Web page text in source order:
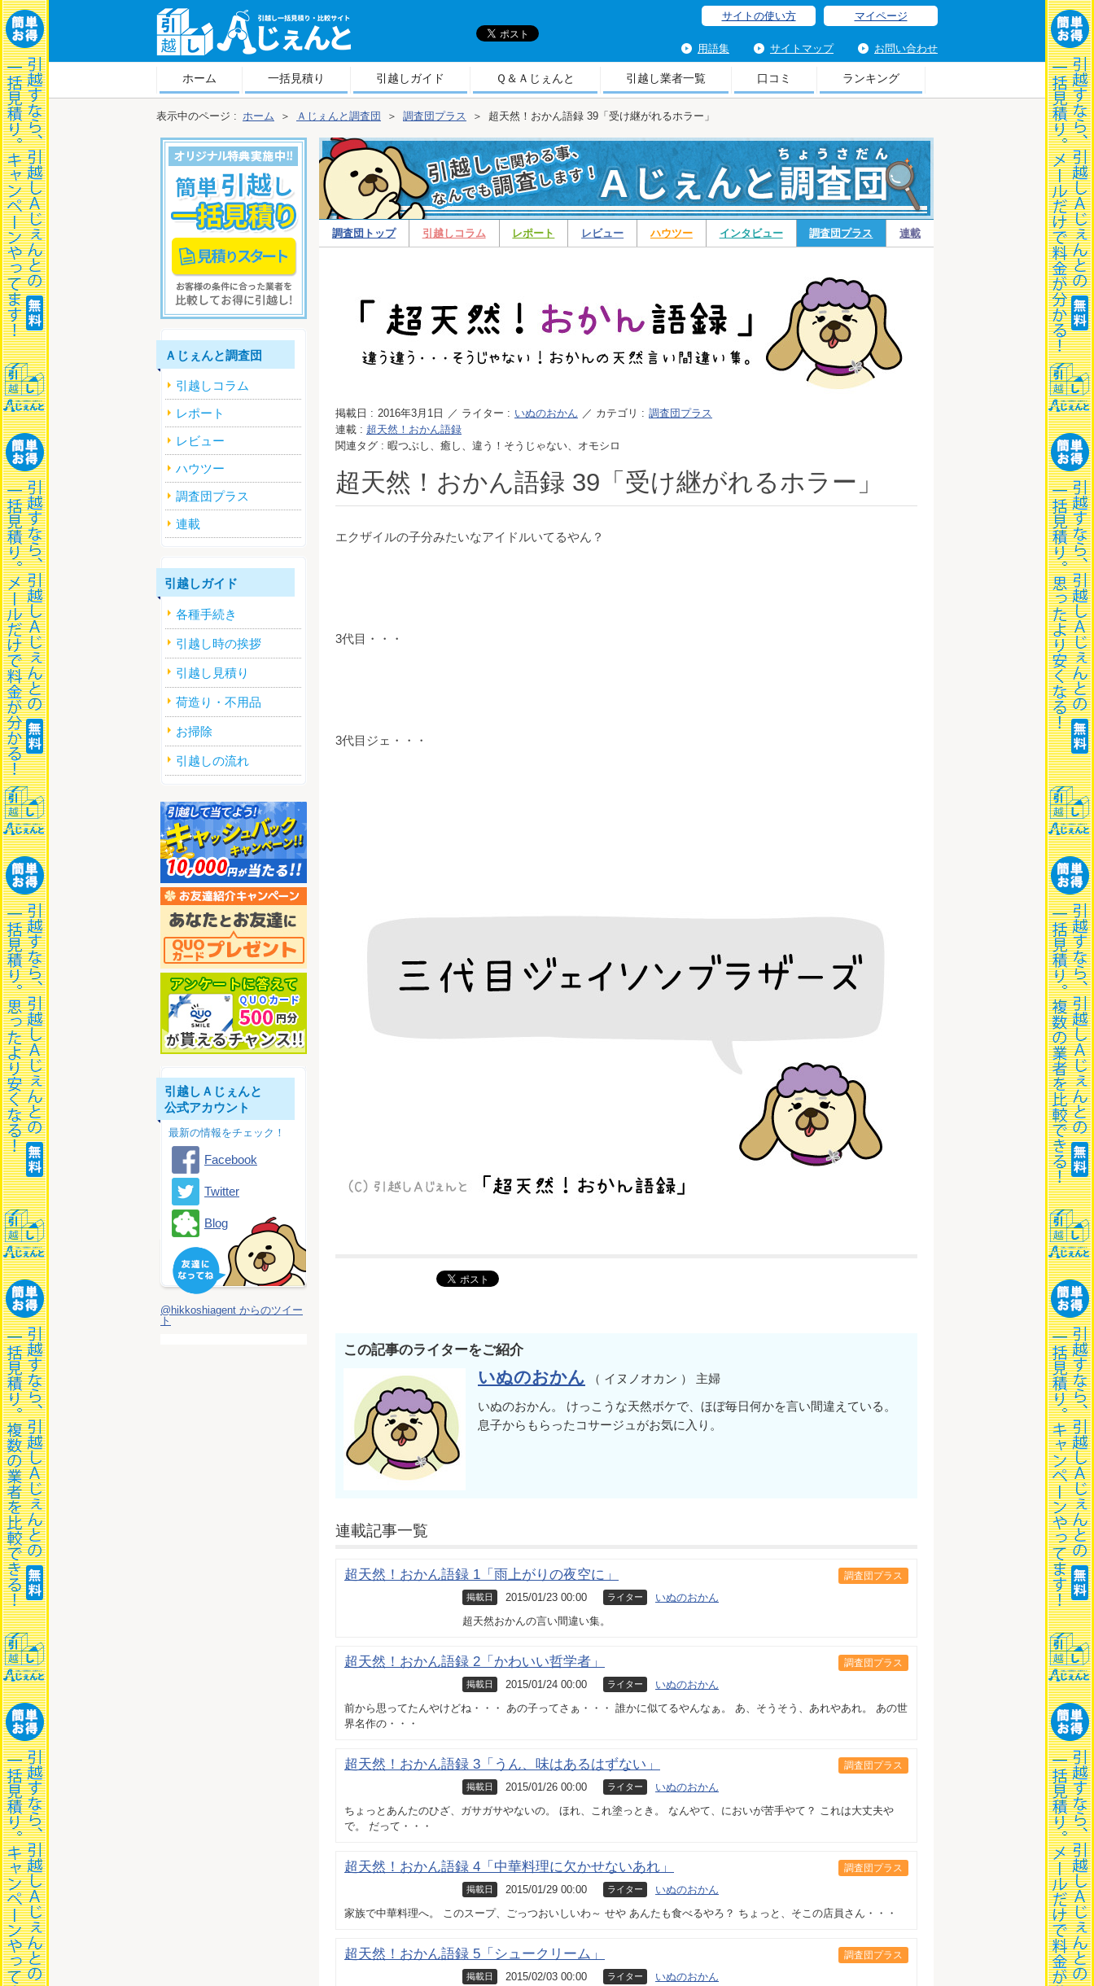
越しＡじぇんと
サイトの使い方 マイページ
用語集 サイトマップ お問い合わせ
ホーム 一括見積り 引越しガイド Ｑ＆Ａじぇんと 引越し業者一覧 口コミ ランキング
表示中のページ : ホーム ＞ Ａじぇんと調査団 ＞ 調査団プラス ＞ 超天然！おかん語録 39「受け継がれるホラー」
調査団トップ 引越しコラム レポート レビュー ハウツー インタビュー 調査団プラス 連載
掲載日 : 2016年3月1日 ／ ライター : いぬのおかん ／ カテゴリ : 調査団プラス
連載 : 超天然！おかん語録
関連タグ : 暇つぶし、癒し、違う！そうじゃない、オモシロ
超天然！おかん語録 39「受け継がれるホラー」
エクザイルの子分みたいなアイドルいてるやん？
3代目・・・
3代目ジェ・・・
この記事のライターをご紹介
いぬのおかん （ イヌノオカン ） 主婦
いぬのおかん。 けっこうな天然ボケで、ほぼ毎日何かを言い間違えている。
息子からもらったコサージュがお気に入り。
連載記事一覧
超天然！おかん語録 1「雨上がりの夜空に」 調査団プラス
掲載日 2015/01/23 00:00 ライター
いぬのおかん
超天然おかんの言い間違い集。
超天然！おかん語録 2「かわいい哲学者」 調査団プラス
掲載日 2015/01/24 00:00 ライター
いぬのおかん
前から思ってたんやけどね・・・ あの子ってさぁ・・・ 誰かに似てるやんなぁ。 あ、そうそう、あれやあれ。 あの世
界名作の・・・
超天然！おかん語録 3「うん、味はあるはずない」 調査団プラス
掲載日 2015/01/26 00:00 ライター
いぬのおかん
ちょっとあんたのひざ、ガサガサやないの。 ほれ、これ塗っとき。 なんやて、においが苦手やて？ これは大丈夫や
で。 だって・・・
超天然！おかん語録 4「中華料理に欠かせないあれ」 調査団プラス
掲載日 2015/01/29 00:00 ライター
いぬのおかん
家族で中華料理へ。 このスープ、ごっつおいしいわ～ せや あんたも食べるやろ？ ちょっと、そこの店員さん・・・
超天然！おかん語録 5「シュークリーム」 調査団プラス
掲載日 2015/02/03 00:00 ライター
いぬのおかん
Ａじぇんと調査団
引越しコラム
レポート
レビュー
ハウツー
調査団プラス
連載
引越しガイド
各種手続き
引越し時の挨拶
引越し見積り
荷造り・不用品
お掃除
引越しの流れ
引越しＡじぇんと
公式アカウント
最新の情報をチェック！
Facebook
Twitter
Blog
@hikkoshiagent からのツイー
ト